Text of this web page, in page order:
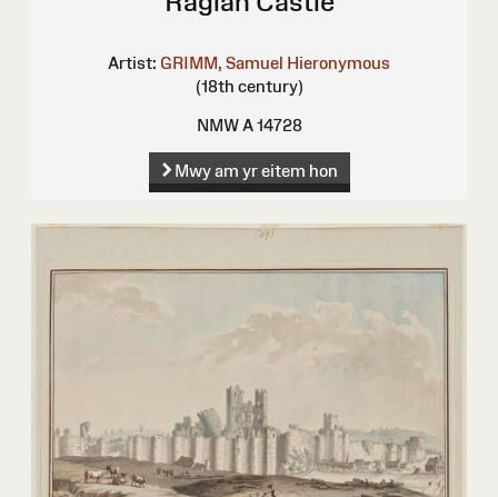
Artist: GRIMM, Samuel Hieronymous
(18th century)
NMW A 14728
Mwy am yr eitem hon